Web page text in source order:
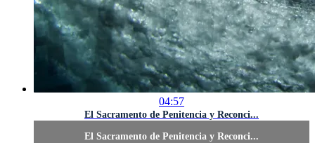
04:57
El Sacramento de Penitencia y Reconci...
El Sacramento de Penitencia y Reconci...